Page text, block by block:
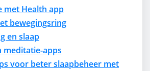
met Health app
bewegingsring
en slaap
meditatie-apps
voor beter slaapbeheer met